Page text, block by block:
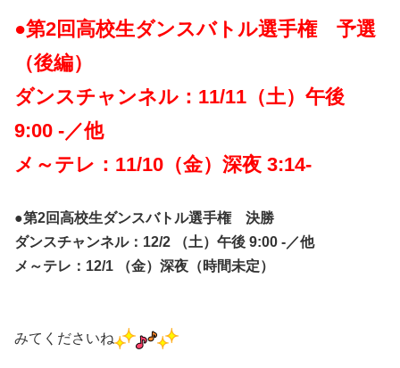
●第2回高校生ダンスバトル選手権 予選
（後編）
ダンスチャンネル：11/11（土）午後
9:00 -／他
メ～テレ：11/10（金）深夜 3:14-
●第2回高校生ダンスバトル選手権 決勝
ダンスチャンネル：12/2 （土）午後 9:00 -／他
メ～テレ：12/1 （金）深夜（時間未定）
みてくださいね